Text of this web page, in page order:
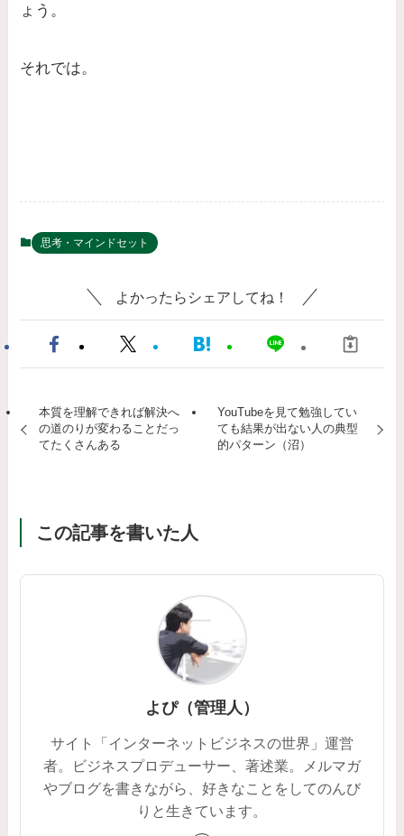
ょう。
それでは。
思考・マインドセット
よかったらシェアしてね！
本質を理解できれば解決へ
の道のりが変わることだっ
てたくさんある
YouTubeを見て勉強してい
ても結果が出ない人の典型
的パターン（沼）
この記事を書いた人
よぴ（管理人）
サイト「インターネットビジネスの世界」運営
者。ビジネスプロデューサー、著述業。メルマガ
やブログを書きながら、好きなことをしてのんび
りと生きています。